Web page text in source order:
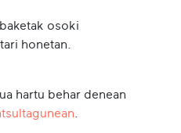
osoki
honetan.
hartu behar denean